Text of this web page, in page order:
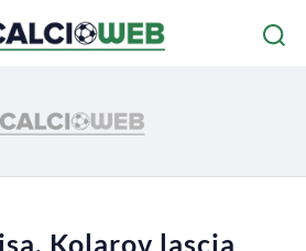
Kolarov lascia